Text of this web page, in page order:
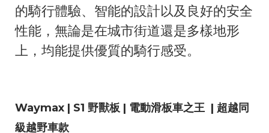
的騎行體驗、智能的設計以及良好的安全
性能，無論是在城市街道還是多樣地形
上，均能提供優質的騎行感受。
Waymax | S1 野獸板 | 電動滑板車之王 | 超越同
級越野車款